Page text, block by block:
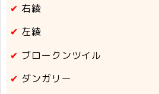
右綾
左綾
ブロークンツイル
ダンガリー